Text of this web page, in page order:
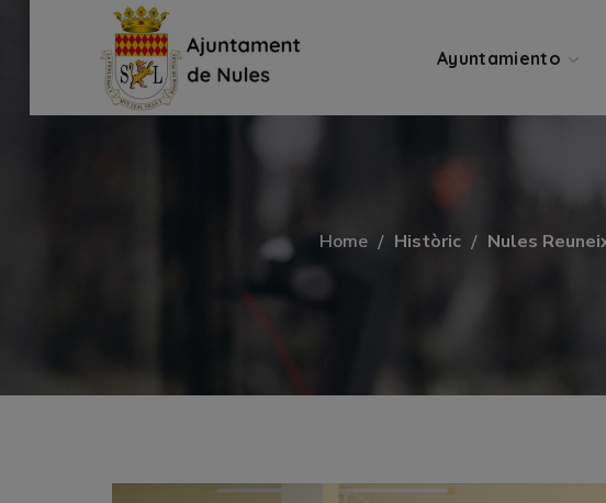
Ayuntamiento
Home Històric Nules